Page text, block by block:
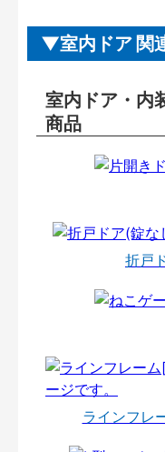
室内ドア 関
室内ドア・内
商品
折戸
ラインフレ